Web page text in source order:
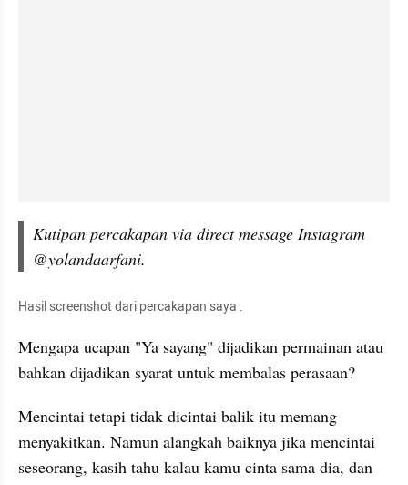
Kutipan percakapan via direct message Instagram
@yolandaarfani.
Hasil screenshot dari percakapan saya .
Mengapa ucapan "Ya sayang" dijadikan permainan atau
bahkan dijadikan syarat untuk membalas perasaan?
Mencintai tetapi tidak dicintai balik itu memang
menyakitkan. Namun alangkah baiknya jika mencintai
seseorang, kasih tahu kalau kamu cinta sama dia, dan